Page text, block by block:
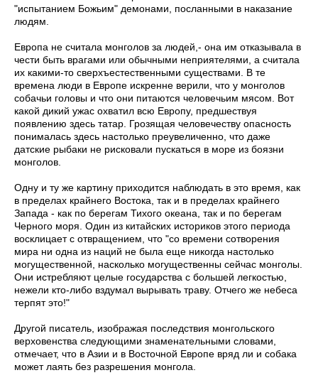
"испытанием Божьим" демонами, посланными в наказание
людям.
Европа не считала монголов за людей,- она им отказывала в
чести быть врагами или обычными неприятелями, а считала
их какими-то сверхъестественными существами. В те
времена люди в Европе искренне верили, что у монголов
собачьи головы и что они питаются человечьим мясом. Вот
какой дикий ужас охватил всю Европу, предшествуя
появлению здесь татар. Грозящая человечеству опасность
понималась здесь настолько преувеличенно, что даже
датские рыбаки не рисковали пускаться в море из боязни
монголов.
Одну и ту же картину приходится наблюдать в это время, как
в пределах крайнего Востока, так и в пределах крайнего
Запада - как по берегам Тихого океана, так и по берегам
Черного моря. Один из китайских историков этого периода
восклицает с отвращением, что "со времени сотворения
мира ни одна из наций не была еще никогда настолько
могущественной, насколько могущественны сейчас монголы.
Они истребляют целые государства с большей легкостью,
нежели кто-либо вздумал вырывать траву. Отчего же небеса
терпят это!"
Другой писатель, изображая последствия монгольского
верховенства следующими знаменательными словами,
отмечает, что в Азии и в Восточной Европе вряд ли и собака
может лаять без разрешения монгола.